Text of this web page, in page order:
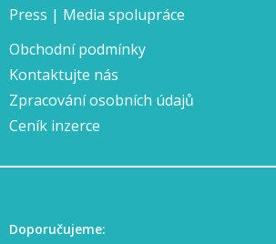
Press | Media spolupráce
Obchodní podmínky
Kontaktujte nás
Zpracování osobních údajů
Ceník inzerce
Doporučujeme: